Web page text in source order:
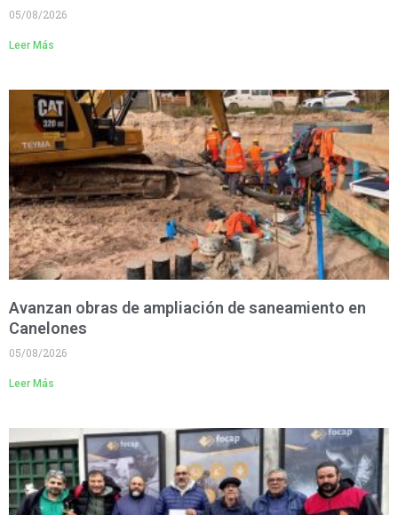
05/08/2026
Leer Más
Avanzan obras de ampliación de saneamiento en
Canelones
05/08/2026
Leer Más